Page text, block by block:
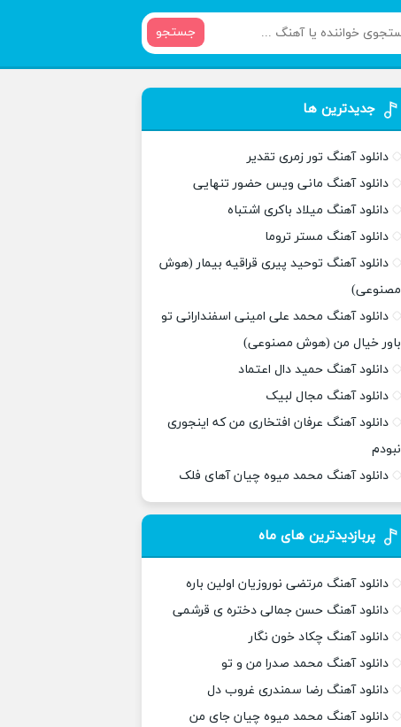
جستجو
جدیدترین ها
دانلود آهنگ تور زمری تقدیر
دانلود آهنگ مانی ویس حضور تنهایی
دانلود آهنگ میلاد باکری اشتباه
دانلود آهنگ مستر تروما
دانلود آهنگ توحید پیری قراقیه بیمار (هوش
مصنوعی)
دانلود آهنگ محمد علی امینی اسفندارانی تو
باور خیال من (هوش مصنوعی)
دانلود آهنگ حمید دال اعتماد
دانلود آهنگ مجال لبیک
دانلود آهنگ عرفان افتخاری من که اینجوری
نبودم
دانلود آهنگ محمد میوه چیان آهای فلک
پربازدیدترین های ماه
دانلود آهنگ مرتضی نوروزیان اولین باره
دانلود آهنگ حسن جمالی دختره ی قرشمی
دانلود آهنگ چکاد خون نگار
دانلود آهنگ محمد صدرا من و تو
دانلود آهنگ رضا سمندری غروب دل
دانلود آهنگ محمد میوه چیان جای من